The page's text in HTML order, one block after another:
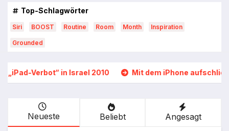
Top-Schlagwörter
Siri BOOST Routine Room Month Inspiration
Grounded
Israel 2010 Mit dem iPhone aufschließen: Welche
Neueste Beliebt Angesagt